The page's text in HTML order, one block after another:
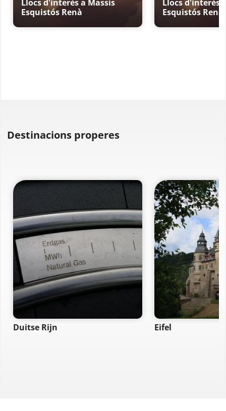
Llocs d'interès a Massís
Esquistós Renà
Llocs d'interès
Esquistós Renà
Destinacions properes
Duitse Rijn Eifel